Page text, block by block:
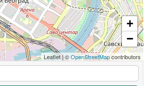
+
−
Leaflet|©OpenStreetMapcontributors